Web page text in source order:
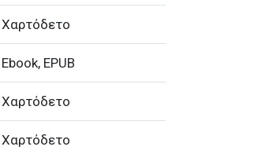
Χαρτόδετο
Ebook, EPUB
Χαρτόδετο
Χαρτόδετο